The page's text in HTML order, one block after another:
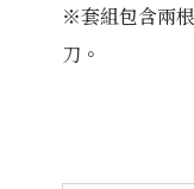
※套組包含兩
刀。